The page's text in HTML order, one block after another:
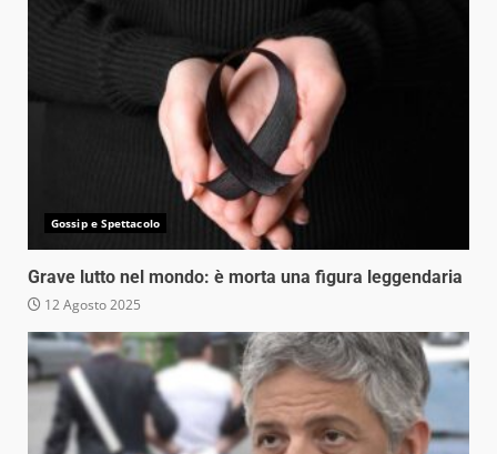
Gossip e Spettacolo
Grave lutto nel mondo: è morta una figura leggendaria
12 Agosto 2025